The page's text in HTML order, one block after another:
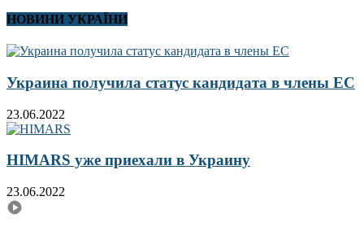
НОВИНИ УКРАЇНИ
Украина получила статус кандидата в члены ЕС
23.06.2022
HIMARS уже приехали в Украину
23.06.2022